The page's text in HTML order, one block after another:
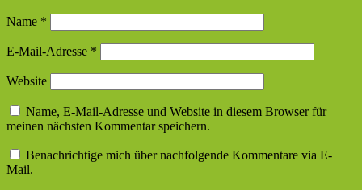
Name *
E-Mail-Adresse *
Website
Name, E-Mail-Adresse und Website in diesem Browser für
meinen nächsten Kommentar speichern.
Benachrichtige mich über nachfolgende Kommentare via E-
Mail.